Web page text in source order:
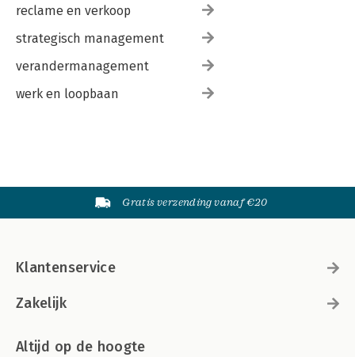
reclame en verkoop
strategisch management
verandermanagement
werk en loopbaan
Gratis verzending vanaf €20
Klantenservice
Zakelijk
Altijd op de hoogte